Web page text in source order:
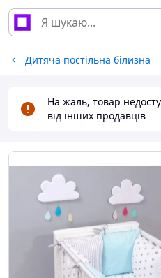
Дитяча постільна білизна
На жаль, товар
від інших продавців